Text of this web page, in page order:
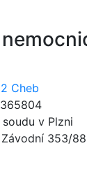
Cheb
v Plzni
353/